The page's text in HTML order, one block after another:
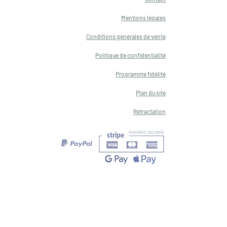
Mentions légales
Conditions générales de vente
Politique de confidentialité
Programme fidélité
Plan du site
Rétractation